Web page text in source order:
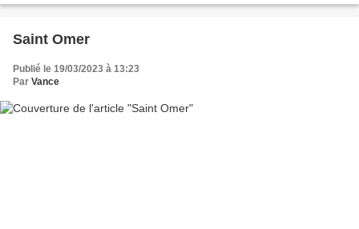
Saint Omer
Publié le 19/03/2023 à 13:23
Par Vance